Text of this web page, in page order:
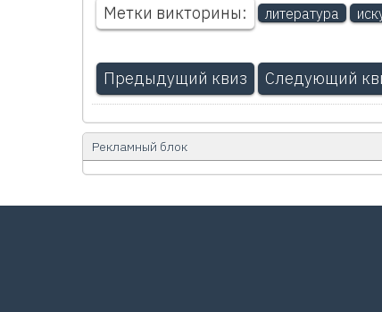
Метки викторины: литература
Предыдущий квиз Следующий
Рекламный блок